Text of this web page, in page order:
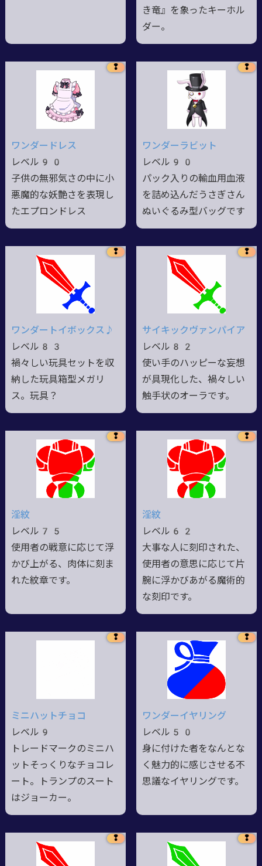
き竜』を象ったキーホル
ダー。
❢
ワンダードレス
レベル90
子供の無邪気さの中に小
悪魔的な妖艶さを表現し
たエプロンドレス
❢
ワンダーラビット
レベル90
パック入りの輸血用血液
を詰め込んだうさぎさん
ぬいぐるみ型バッグです
❢
ワンダートイボックス♪
レベル83
禍々しい玩具セットを収
納した玩具箱型メガリ
ス。玩具？
❢
サイキックヴァンパイア
レベル82
使い手のハッピーな妄想
が具現化した、禍々しい
触手状のオーラです。
❢
淫紋
レベル75
使用者の戦意に応じて浮
かび上がる、肉体に刻ま
れた紋章です。
❢
淫紋
レベル62
大事な人に刻印された、
使用者の意思に応じて片
腕に浮かびあがる魔術的
な刻印です。
❢
ミニハットチョコ
レベル9
トレードマークのミニハ
ットそっくりなチョコレ
ート。トランプのスート
はジョーカー。
❢
ワンダーイヤリング
レベル50
身に付けた者をなんとな
く魅力的に感じさせる不
思議なイヤリングです。
❢ ❢